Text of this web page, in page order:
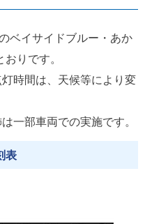
ベイサイドブルー・あか
りです。
時間は、天候等により変
一部車両での実施です。
表